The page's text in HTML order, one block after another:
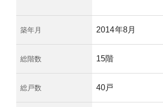
築年月 2014年8月
総階数 15階
総戸数 40戸